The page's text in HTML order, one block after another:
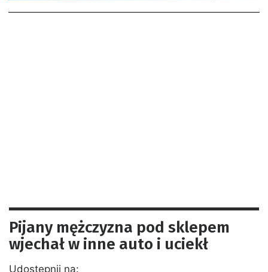
Pijany mężczyzna pod sklepem
wjechał w inne auto i uciekł
Udostępnij na: